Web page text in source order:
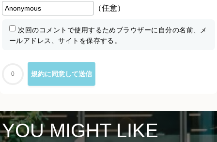
（任意）
次回のコメントで使用するためブラウザーに自分の名前、メ
ールアドレス、サイトを保存する。
0
YOU MIGHT LIKE